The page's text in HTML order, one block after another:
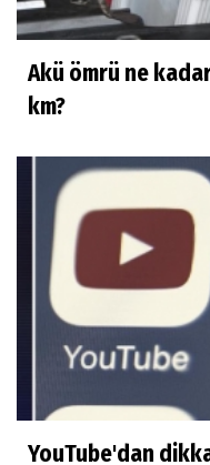
Akü ömrü ne
km?
YouTube'dan